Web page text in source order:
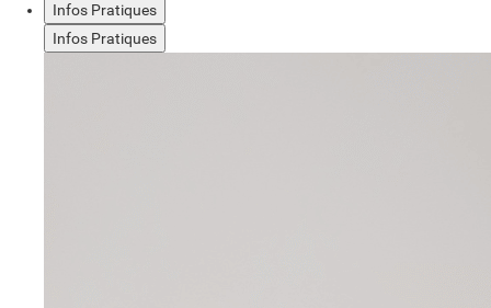
Infos Pratiques
Infos Pratiques